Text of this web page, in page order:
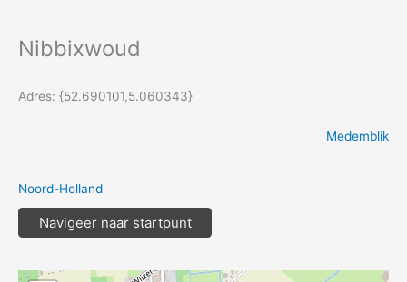
Nibbixwoud
Adres: {52.690101,5.060343}
Medemblik
Noord-Holland
Navigeer naar startpunt